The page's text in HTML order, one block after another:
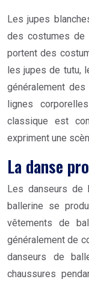
Les jupes
des costumes de
portent des
les jupes de tutu,
généralement
lignes
classique est
expriment une
La danse pro
Les danseurs de
ballerine se
vêtements de
généralement de
danseurs de
chaussures